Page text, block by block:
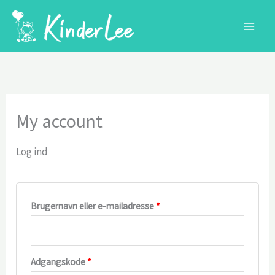
My account
Log ind
Brugernavn eller e-mailadresse *Påkrævet
Adgangskode *Påkrævet